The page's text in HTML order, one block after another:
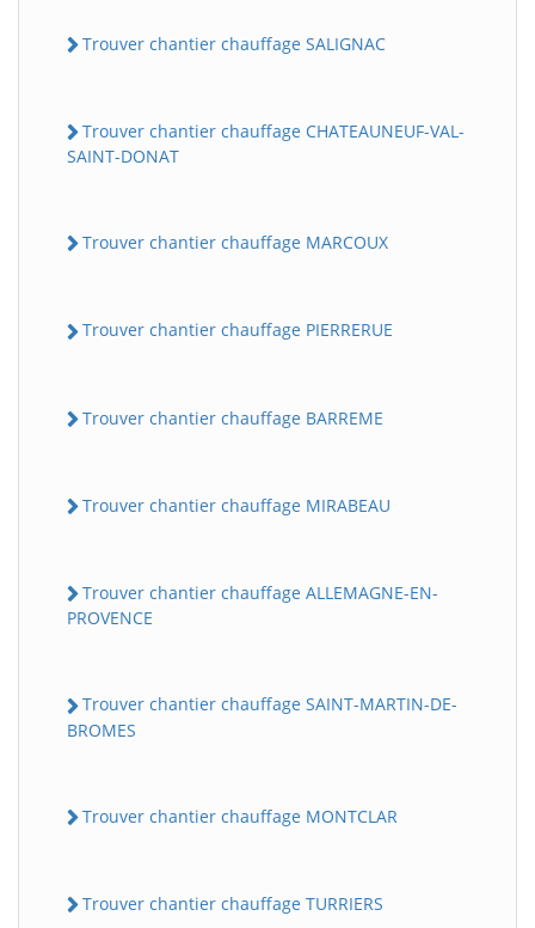
Trouver chantier chauffage SALIGNAC
Trouver chantier chauffage CHATEAUNEUF-VAL-
SAINT-DONAT
Trouver chantier chauffage MARCOUX
Trouver chantier chauffage PIERRERUE
Trouver chantier chauffage BARREME
Trouver chantier chauffage MIRABEAU
Trouver chantier chauffage ALLEMAGNE-EN-
PROVENCE
Trouver chantier chauffage SAINT-MARTIN-DE-
BROMES
Trouver chantier chauffage MONTCLAR
Trouver chantier chauffage TURRIERS